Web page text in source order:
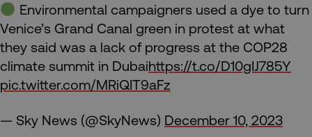
Environmental campaigners used a dye to turn
Venice’s Grand Canal green in protest at what
they said was a lack of progress at the COP28
climate summit in Dubaihttps://t.co/D10gIJ785Y
pic.twitter.com/MRiQIT9aFz
— Sky News (@SkyNews) December 10, 2023